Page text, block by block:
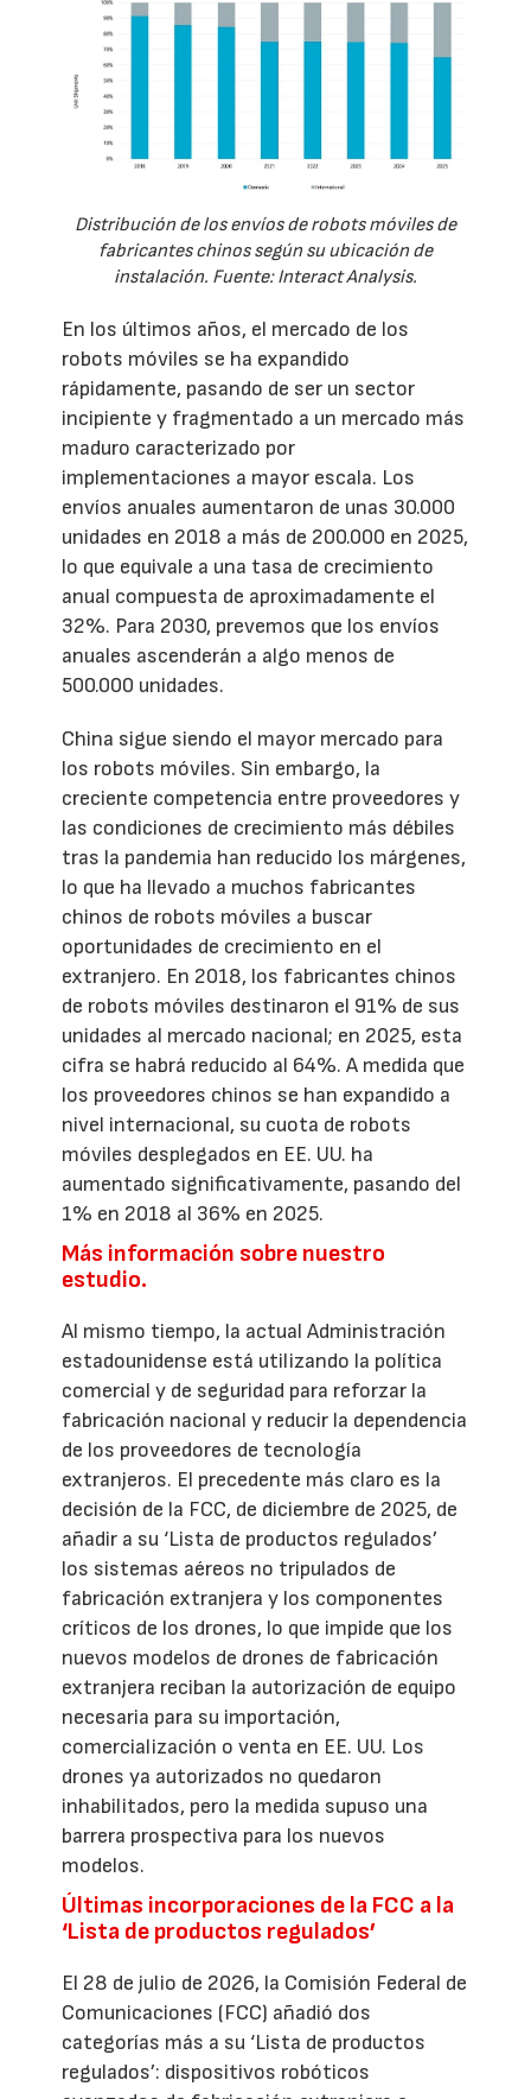
Distribución de los envíos de robots móviles de
fabricantes chinos según su ubicación de
instalación. Fuente: Interact Analysis.
En los últimos años, el mercado de los
robots móviles se ha expandido
rápidamente, pasando de ser un sector
incipiente y fragmentado a un mercado más
maduro caracterizado por
implementaciones a mayor escala. Los
envíos anuales aumentaron de unas 30.000
unidades en 2018 a más de 200.000 en 2025,
lo que equivale a una tasa de crecimiento
anual compuesta de aproximadamente el
32%. Para 2030, prevemos que los envíos
anuales ascenderán a algo menos de
500.000 unidades.
China sigue siendo el mayor mercado para
los robots móviles. Sin embargo, la
creciente competencia entre proveedores y
las condiciones de crecimiento más débiles
tras la pandemia han reducido los márgenes,
lo que ha llevado a muchos fabricantes
chinos de robots móviles a buscar
oportunidades de crecimiento en el
extranjero. En 2018, los fabricantes chinos
de robots móviles destinaron el 91% de sus
unidades al mercado nacional; en 2025, esta
cifra se habrá reducido al 64%. A medida que
los proveedores chinos se han expandido a
nivel internacional, su cuota de robots
móviles desplegados en EE. UU. ha
aumentado significativamente, pasando del
1% en 2018 al 36% en 2025.
Más información sobre nuestro
estudio.
Al mismo tiempo, la actual Administración
estadounidense está utilizando la política
comercial y de seguridad para reforzar la
fabricación nacional y reducir la dependencia
de los proveedores de tecnología
extranjeros. El precedente más claro es la
decisión de la FCC, de diciembre de 2025, de
añadir a su ‘Lista de productos regulados’
los sistemas aéreos no tripulados de
fabricación extranjera y los componentes
críticos de los drones, lo que impide que los
nuevos modelos de drones de fabricación
extranjera reciban la autorización de equipo
necesaria para su importación,
comercialización o venta en EE. UU. Los
drones ya autorizados no quedaron
inhabilitados, pero la medida supuso una
barrera prospectiva para los nuevos
modelos.
Últimas incorporaciones de la FCC a la
‘Lista de productos regulados’
El 28 de julio de 2026, la Comisión Federal de
Comunicaciones (FCC) añadió dos
categorías más a su ‘Lista de productos
regulados’: dispositivos robóticos